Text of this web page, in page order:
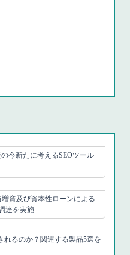
今新たに考えるSEOツール
資及び資本性ローンによる
達を実施
れるのか？関連する製品5選を